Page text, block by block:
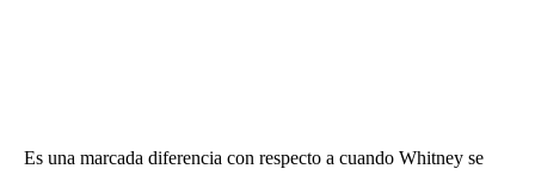
Es una marcada diferencia con respecto a cuando Whitney se